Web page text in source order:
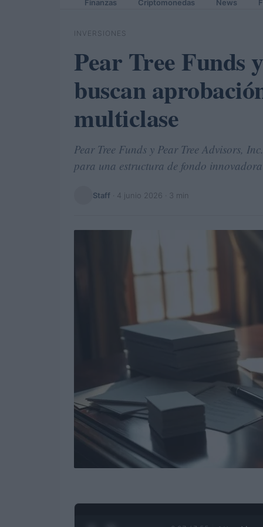
Finanzas Criptomonedas News
INVERSIONES
Pear Tree Funds
buscan
multiclase
Pear Tree Funds y Pear Tree Advisors,
para una estructura de fondo
Staff 4 junio 2026 · 3 min